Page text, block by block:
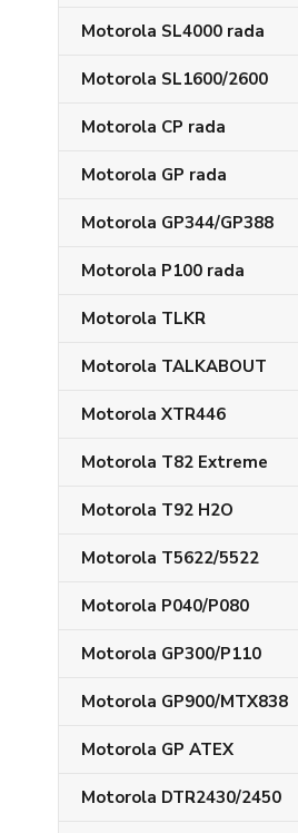
Motorola SL4000 rada
Motorola SL1600/2600
Motorola CP rada
Motorola GP rada
Motorola GP344/GP388
Motorola P100 rada
Motorola TLKR
Motorola TALKABOUT
Motorola XTR446
Motorola T82 Extreme
Motorola T92 H2O
Motorola T5622/5522
Motorola P040/P080
Motorola GP300/P110
Motorola GP900/MTX838
Motorola GP ATEX
Motorola DTR2430/2450